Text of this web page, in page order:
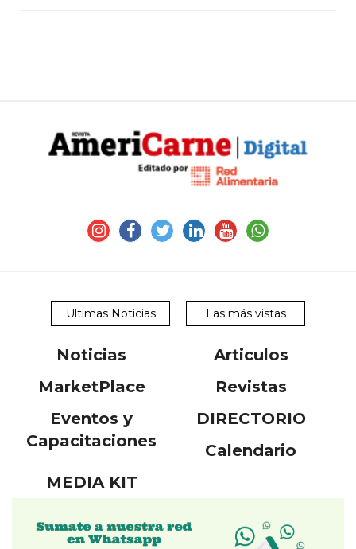
Ultimas Noticias Las más vistas
Noticias
Articulos
MarketPlace
Revistas
Eventos y
Capacitaciones
DIRECTORIO
Calendario
MEDIA KIT